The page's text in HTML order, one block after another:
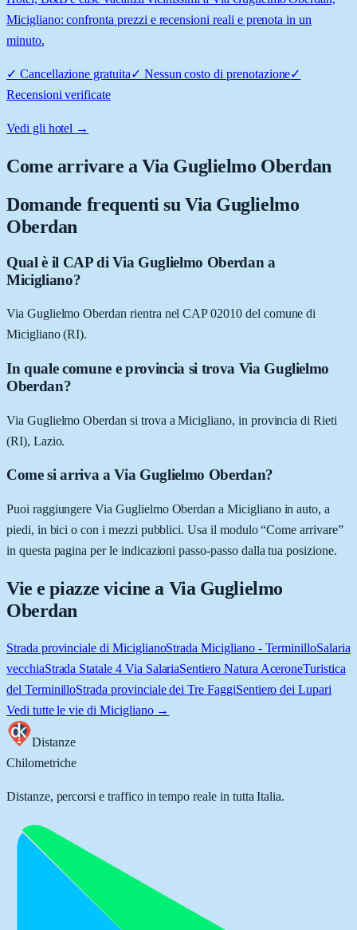
Micigliano: confronta prezzi e recensioni reali e prenota in un
minuto.
✓ Cancellazione gratuita✓ Nessun costo di prenotazione✓
Recensioni verificate
Vedi gli hotel →
Come arrivare aVia Guglielmo Oberdan
Domande frequenti su Via Guglielmo
Oberdan
Qual è il CAP di Via Guglielmo Oberdan a
Micigliano?
Via Guglielmo Oberdan rientra nel CAP 02010 del comune di
Micigliano (RI).
In quale comune e provincia si trova Via Guglielmo
Oberdan?
Via Guglielmo Oberdan si trova a Micigliano, in provincia di Rieti
(RI), Lazio.
Come si arriva a Via Guglielmo Oberdan?
Puoi raggiungere Via Guglielmo Oberdan a Micigliano in auto, a
piedi, in bici o con i mezzi pubblici. Usa il modulo “Come arrivare”
in questa pagina per le indicazioni passo-passo dalla tua posizione.
Vie e piazze vicine a Via Guglielmo
Oberdan
Strada provinciale di MiciglianoStrada Micigliano - TerminilloSalaria
vecchiaStrada Statale 4 Via SalariaSentiero Natura AceroneTuristica
del TerminilloStrada provinciale dei Tre FaggiSentiero dei Lupari
Vedi tutte le vie di Micigliano→
Distanze
Chilometriche
Distanze, percorsi e traffico in tempo reale in tutta Italia.